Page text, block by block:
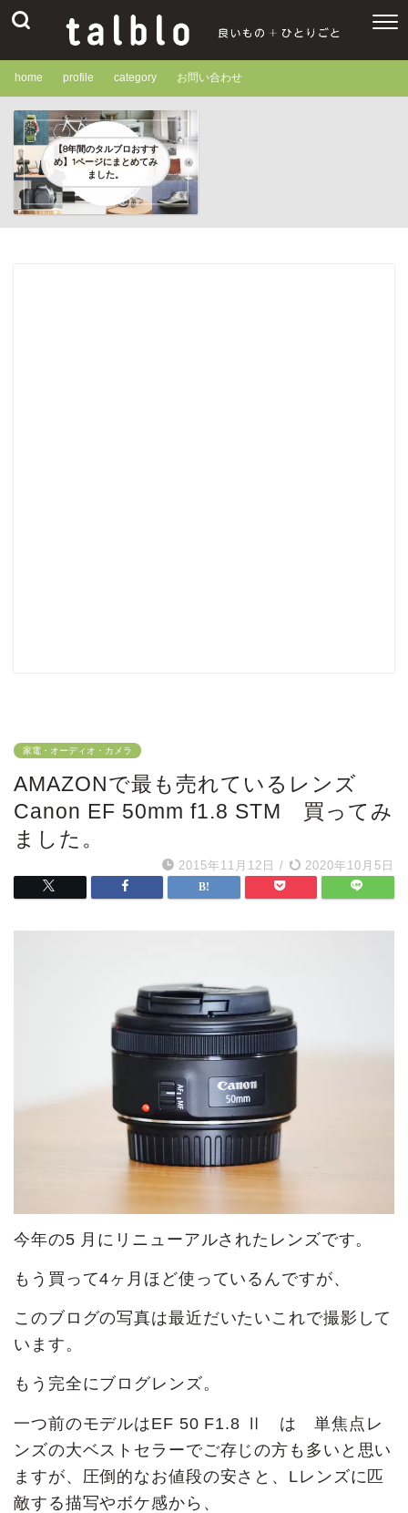
home profile category お問い合わせ
【8年間のタルブロおすす
め】1ページにまとめてみ
ました。
家電・オーディオ・カメラ
AMAZONで最も売れているレンズ
Canon EF 50mm f1.8 STM 買ってみ
ました。
2015年11月12日 / 2020年10月5日
今年の5 月にリニューアルされたレンズです。
もう買って4ヶ月ほど使っているんですが、
このブログの写真は最近だいたいこれで撮影して
います。
もう完全にブログレンズ。
一つ前のモデルはEF 50 F1.8 Ⅱ は 単焦点レ
ンズの大ベストセラーでご存じの方も多いと思い
ますが、圧倒的なお値段の安さと、Lレンズに匹
敵する描写やボケ感から、